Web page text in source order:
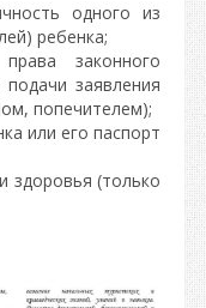
одного из
ребенка;
законного
заявления
попечителем);
или его паспорт
здоровья (только